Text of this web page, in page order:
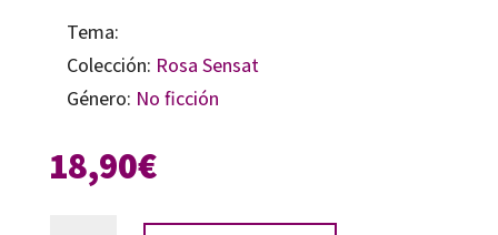
Tema:
Colección: Rosa Sensat
Género: No ficción
18,90€